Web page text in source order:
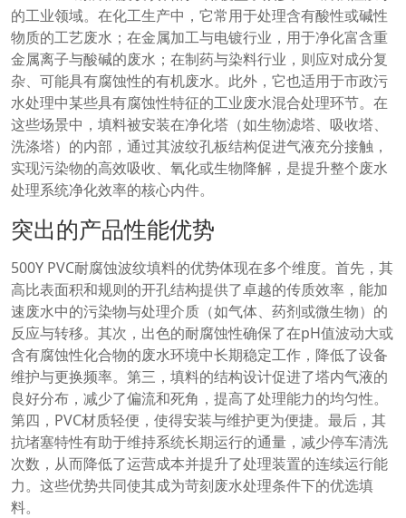
的工业领域。在化工生产中，它常用于处理含有酸性或碱性
物质的工艺废水；在金属加工与电镀行业，用于净化富含重
金属离子与酸碱的废水；在制药与染料行业，则应对成分复
杂、可能具有腐蚀性的有机废水。此外，它也适用于市政污
水处理中某些具有腐蚀性特征的工业废水混合处理环节。在
这些场景中，填料被安装在净化塔（如生物滤塔、吸收塔、
洗涤塔）的内部，通过其波纹孔板结构促进气液充分接触，
实现污染物的高效吸收、氧化或生物降解，是提升整个废水
处理系统净化效率的核心内件。
突出的产品性能优势
500Y PVC耐腐蚀波纹填料的优势体现在多个维度。首先，其
高比表面积和规则的开孔结构提供了卓越的传质效率，能加
速废水中的污染物与处理介质（如气体、药剂或微生物）的
反应与转移。其次，出色的耐腐蚀性确保了在pH值波动大或
含有腐蚀性化合物的废水环境中长期稳定工作，降低了设备
维护与更换频率。第三，填料的结构设计促进了塔内气液的
良好分布，减少了偏流和死角，提高了处理能力的均匀性。
第四，PVC材质轻便，使得安装与维护更为便捷。最后，其
抗堵塞特性有助于维持系统长期运行的通量，减少停车清洗
次数，从而降低了运营成本并提升了处理装置的连续运行能
力。这些优势共同使其成为苛刻废水处理条件下的优选填
料。